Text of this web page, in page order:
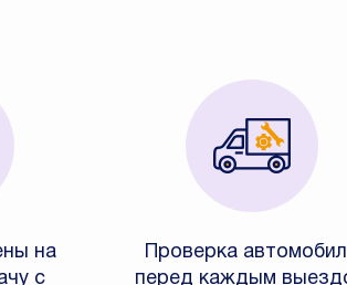
на
с
Проверка
перед каждым